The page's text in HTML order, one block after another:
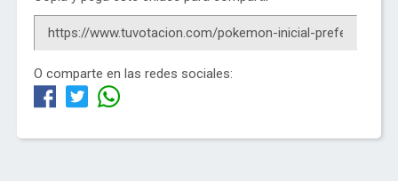
O comparte en las redes sociales: